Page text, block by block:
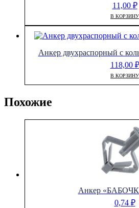
11,00 ₽
В КОРЗИНУ
Анкер двухраспорный с
118,00 ₽
В КОРЗИНУ
Похожие
Анкер
0,74 ₽